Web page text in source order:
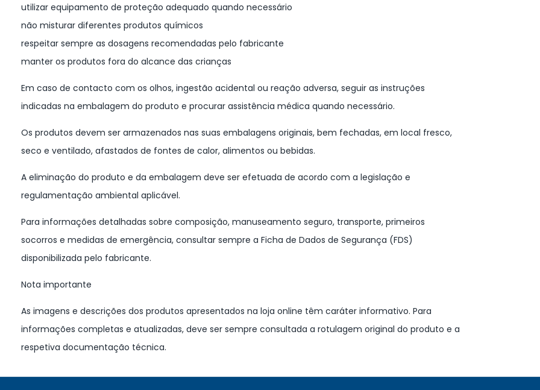
utilizar equipamento de proteção adequado quando necessário
não misturar diferentes produtos químicos
respeitar sempre as dosagens recomendadas pelo fabricante
manter os produtos fora do alcance das crianças
Em caso de contacto com os olhos, ingestão acidental ou reação adversa, seguir as instruções
indicadas na embalagem do produto e procurar assistência médica quando necessário.
Os produtos devem ser armazenados nas suas embalagens originais, bem fechadas, em local fresco,
seco e ventilado, afastados de fontes de calor, alimentos ou bebidas.
A eliminação do produto e da embalagem deve ser efetuada de acordo com a legislação e
regulamentação ambiental aplicável.
Para informações detalhadas sobre composição, manuseamento seguro, transporte, primeiros
socorros e medidas de emergência, consultar sempre a Ficha de Dados de Segurança (FDS)
disponibilizada pelo fabricante.
Nota importante
As imagens e descrições dos produtos apresentados na loja online têm caráter informativo. Para
informações completas e atualizadas, deve ser sempre consultada a rotulagem original do produto e a
respetiva documentação técnica.